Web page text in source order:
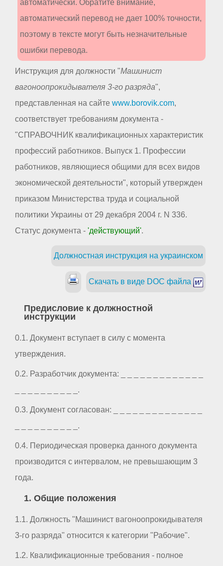
автоматически. Обратите внимание,
автоматический перевод не дает 100% точности,
поэтому в тексте могут быть незначительные
ошибки перевода.
Инструкция для должности "Машинист
вагоноопрокидывателя 3-го разряда",
представленная на сайте www.borovik.com,
соответствует требованиям документа -
"СПРАВОЧНИК квалификационных характеристик
профессий работников. Выпуск 1. Профессии
работников, являющиеся общими для всех видов
экономической деятельности", который утвержден
приказом Министерства труда и социальной
политики Украины от 29 декабря 2004 г. N 336.
Статус документа - 'действующий'.
Должностная инструкция на украинском
Скачать в виде DOC файла
Предисловие к должностной
инструкции
0.1. Документ вступает в силу с момента
утверждения.
0.2. Разработчик документа: _ _ _ _ _ _ _ _ _ _ _ _ _
_ _ _ _ _ _ _ _ _ _.
0.3. Документ согласован: _ _ _ _ _ _ _ _ _ _ _ _ _ _
_ _ _ _ _ _ _ _ _ _.
0.4. Периодическая проверка данного документа
производится с интервалом, не превышающим 3
года.
1. Общие положения
1.1. Должность "Машинист вагоноопрокидывателя
3-го разряда" относится к категории "Рабочие".
1.2. Квалификационные требования - полное